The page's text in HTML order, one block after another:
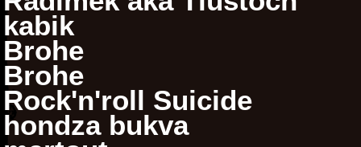
kabik
Brohe
Brohe
Rock'n'roll Suicide
hondza bukva